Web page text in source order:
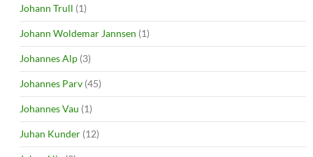
Johann Trull (1)
Johann Woldemar Jannsen (1)
Johannes Alp (3)
Johannes Parv (45)
Johannes Vau (1)
Juhan Kunder (12)